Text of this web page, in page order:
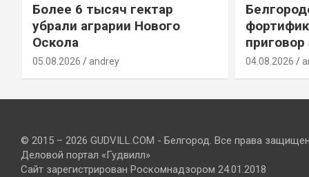
Более 6 тысяч гектар
убрали аграрии Нового
Оскола
05.08.2026 andrey 04.08.2026
© 2015 – 2026 GUDVILL.COM - Белгород. Все права
Деловой портал «Гудвилл»
Сайт зарегистрирован Роскомнадзором 24.01.2018